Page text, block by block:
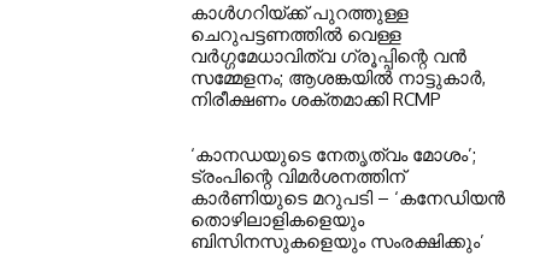
കാൾഗറിയ്ക്ക് പുറത്തുള്ള
ചെറുപട്ടണത്തിൽ വെള്ള
വർഗ്ഗമേധാവിത്വ ഗ്രൂപ്പിന്റെ വൻ
സമ്മേളനം; ആശങ്കയിൽ നാട്ടുകാർ,
നിരീക്ഷണം ശക്തമാക്കി RCMP
‘കാനഡയുടെ നേതൃത്വം മോശം’;
ട്രംപിന്റെ വിമർശനത്തിന്
കാർണിയുടെ മറുപടി – ‘കനേഡിയൻ
തൊഴിലാളികളെയും
ബിസിനസുകളെയും സംരക്ഷിക്കും’